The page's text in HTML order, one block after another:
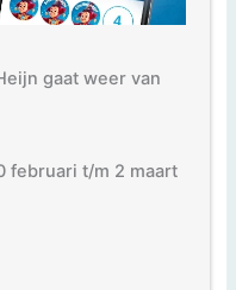
gaat weer van
februari t/m 2 maart